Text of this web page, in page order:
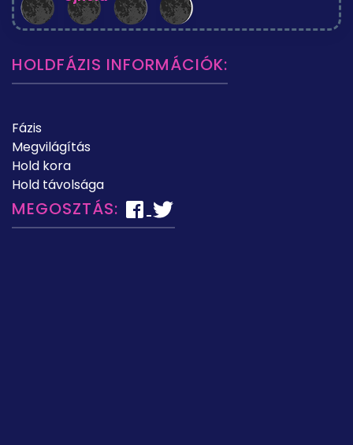
HOLDFÁZIS INFORMÁCIÓK:
Fázis
Megvilágítás
Hold kora
Hold távolsága
MEGOSZTÁS: